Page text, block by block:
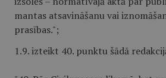
mantas atsavināšanu vai
prasības.";
1.9. izteikt 40. punktu šādā